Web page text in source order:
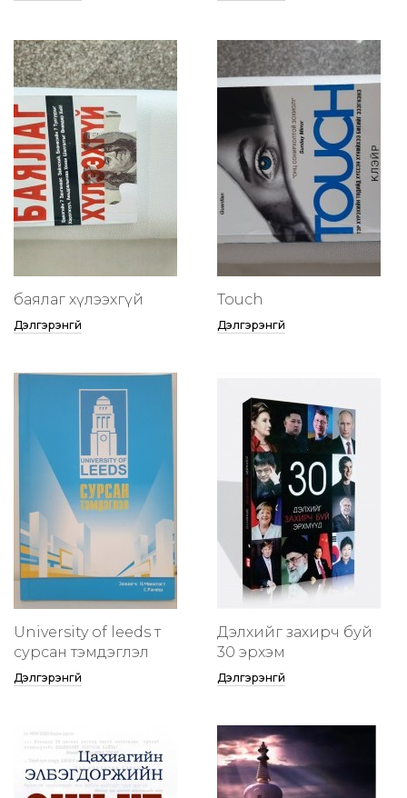
баялаг хүлээхгүй
Дэлгэрэнгүй
Touch
Дэлгэрэнгүй
University of leeds т
сурсан тэмдэглэл
Дэлгэрэнгүй
Дэлхийг захирч буй
30 эрхэм
Дэлгэрэнгүй